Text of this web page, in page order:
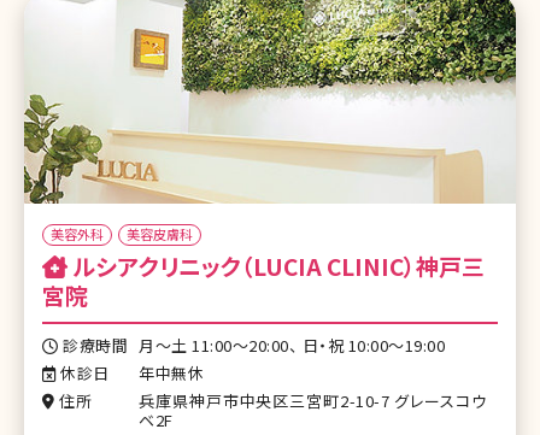
美容外科 美容皮膚科
宮院
診療時間 月〜土 11:00～20:00、 日・祝 10:00～19:00
休診日
年中無休
住所
兵庫県神戸市中央区三宮町2-10-7 グレースコウ
ベ2F